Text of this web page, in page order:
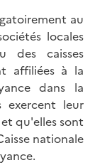
au
locales
des caisses
affiliées à la
dans la
exercent leur
qu'elles sont
nationale